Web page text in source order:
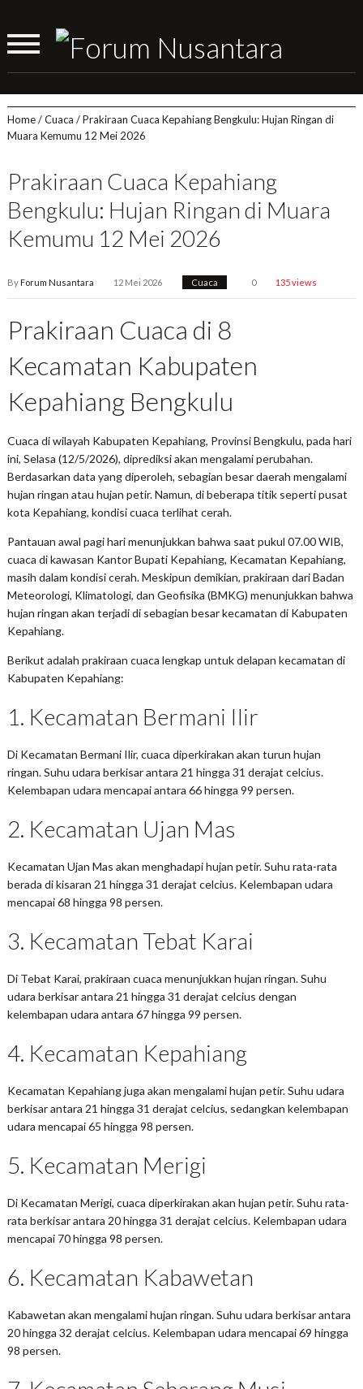
Home/Cuaca /Prakiraan Cuaca Kepahiang Bengkulu: Hujan Ringan di
Muara Kemumu 12 Mei 2026
Prakiraan Cuaca Kepahiang
Bengkulu: Hujan Ringan di Muara
Kemumu 12 Mei 2026
ByForum Nusantara 12 Mei 2026 Cuaca 0 135 views
Prakiraan Cuaca di 8
Kecamatan Kabupaten
Kepahiang Bengkulu
Cuaca di wilayah Kabupaten Kepahiang, Provinsi Bengkulu, pada hari
ini, Selasa (12/5/2026), diprediksi akan mengalami perubahan.
Berdasarkan data yang diperoleh, sebagian besar daerah mengalami
hujan ringan atau hujan petir. Namun, di beberapa titik seperti pusat
kota Kepahiang, kondisi cuaca terlihat cerah.
Pantauan awal pagi hari menunjukkan bahwa saat pukul 07.00 WIB,
cuaca di kawasan Kantor Bupati Kepahiang, Kecamatan Kepahiang,
masih dalam kondisi cerah. Meskipun demikian, prakiraan dari Badan
Meteorologi, Klimatologi, dan Geofisika (BMKG) menunjukkan bahwa
hujan ringan akan terjadi di sebagian besar kecamatan di Kabupaten
Kepahiang.
Berikut adalah prakiraan cuaca lengkap untuk delapan kecamatan di
Kabupaten Kepahiang:
1. Kecamatan Bermani Ilir
Di Kecamatan Bermani Ilir, cuaca diperkirakan akan turun hujan
ringan. Suhu udara berkisar antara 21 hingga 31 derajat celcius.
Kelembapan udara mencapai antara 66 hingga 99 persen.
2. Kecamatan Ujan Mas
Kecamatan Ujan Mas akan menghadapi hujan petir. Suhu rata-rata
berada di kisaran 21 hingga 31 derajat celcius. Kelembapan udara
mencapai 68 hingga 98 persen.
3. Kecamatan Tebat Karai
Di Tebat Karai, prakiraan cuaca menunjukkan hujan ringan. Suhu
udara berkisar antara 21 hingga 31 derajat celcius dengan
kelembapan udara antara 67 hingga 99 persen.
4. Kecamatan Kepahiang
Kecamatan Kepahiang juga akan mengalami hujan petir. Suhu udara
berkisar antara 21 hingga 31 derajat celcius, sedangkan kelembapan
udara mencapai 65 hingga 98 persen.
5. Kecamatan Merigi
Di Kecamatan Merigi, cuaca diperkirakan akan hujan petir. Suhu rata-
rata berkisar antara 20 hingga 31 derajat celcius. Kelembapan udara
mencapai 70 hingga 98 persen.
6. Kecamatan Kabawetan
Kabawetan akan mengalami hujan ringan. Suhu udara berkisar antara
20 hingga 32 derajat celcius. Kelembapan udara mencapai 69 hingga
98 persen.